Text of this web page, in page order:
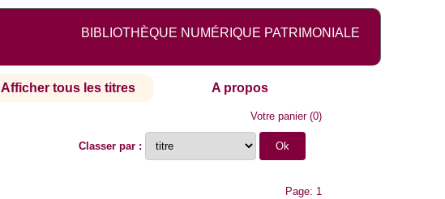
BIBLIOTHÈQUE NUMÉRIQUE PATRIMONIALE
Afficher tous les titres A propos
Votre panier(0)
Classer par :
Page: 1